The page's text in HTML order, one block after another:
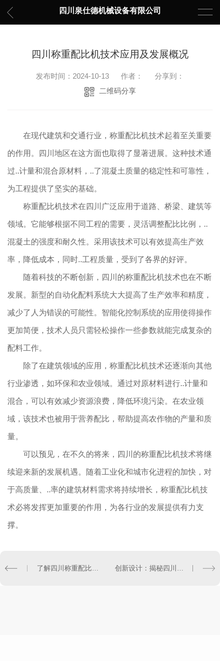
四川泉仕德机械设备有限公司
四川称重配比机技术应用及发展概况
发布时间：2024-10-13 作者：
分享到：
二维码分享
在现代建筑和交通行业，称重配比机技术起着至关重要
的作用。四川地区在这方面也取得了显著进展。这种技术通
过..计量和混合原材料，..了混凝土质量的稳定性和可靠性，
为工程提供了坚实的基础。
称重配比机技术在四川广泛应用于道路、桥梁、建筑等
领域。它能够根据不同工程的需要，灵活调整配比比例，..
混凝土的强度和耐久性。采用该技术可以有效提高生产效
率，降低成本，同时..工程质量，受到了各界的好评。
随着科技的不断创新，四川的称重配比机技术也在不断
发展。新型的自动化配料系统大大提高了生产效率和精度，
减少了人为错误的可能性。智能化控制系统的应用使得操作
更加简便，技术人员只需轻松操作一些参数就能完成复杂的
配料工作。
除了在建筑领域的应用，称重配比机技术还逐渐向其他
行业渗透，如环保和农业领域。通过对原材料进行..计量和
混合，可以有效减少资源浪费，降低环境污染。在农业领
域，该技术也被用于营养配比，帮助提高农作物的产量和质
量。
可以预见，在不久的将来，四川的称重配比机技术将继
续迎来新的发展机遇。随着工业化和城市化进程的加快，对
于高质量、..率的建筑材料需求将持续增长，称重配比机技
术必将发挥更加重要的作用，为各行业的发展提供有力支
撑。